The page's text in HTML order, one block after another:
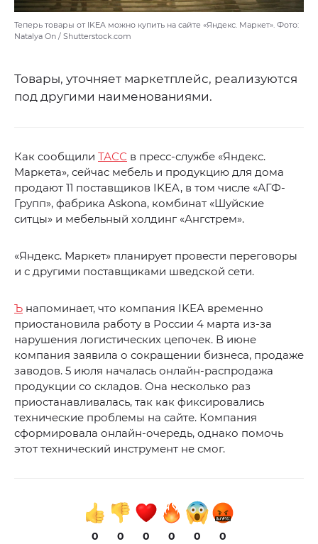
Теперь товары от IKEA можно купить на сайте «Яндекс. Маркет». Фото:
Natalya On / Shutterstock.com
Товары, уточняет маркетплейс, реализуются
под другими наименованиями.
Как сообщили ТАСС в пресс-службе «Яндекс.
Маркета», сейчас мебель и продукцию для дома
продают 11 поставщиков IKEA, в том числе «АГФ-
Групп», фабрика Askona, комбинат «Шуйские
ситцы» и мебельный холдинг «Ангстрем».
«Яндекс. Маркет» планирует провести переговоры
и с другими поставщиками шведской сети.
Ъ напоминает, что компания IKEA временно
приостановила работу в России 4 марта из-за
нарушения логистических цепочек. В июне
компания заявила о сокращении бизнеса, продаже
заводов. 5 июля началась онлайн-распродажа
продукции со складов. Она несколько раз
приостанавливалась, так как фиксировались
технические проблемы на сайте. Компания
сформировала онлайн-очередь, однако помочь
этот технический инструмент не смог.
0 0 0 0 0 0